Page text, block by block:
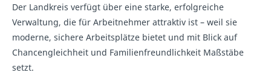
Der Landkreis verfügt über eine starke, erfolgreiche
Verwaltung, die für Arbeitnehmer attraktiv ist – weil sie
moderne, sichere Arbeitsplätze bietet und mit Blick auf
Chancengleichheit und Familienfreundlichkeit Maßstäbe
setzt.